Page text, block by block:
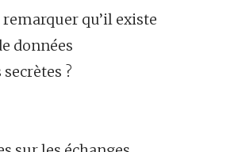
qu’il existe
données
?